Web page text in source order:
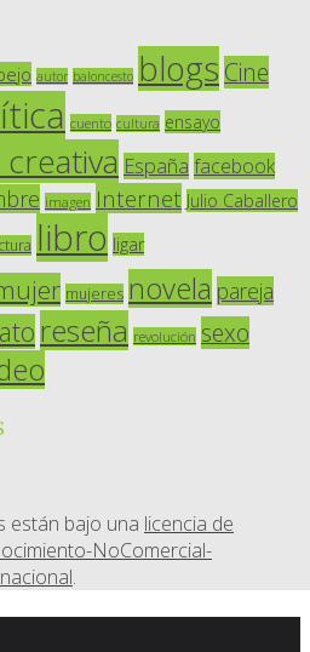
autor baloncesto blogs Cine
cuento cultura ensayo
España facebook
imagen Internet Julio Caballero
libro ligar
mujeres novela pareja
reseña revolución sexo
están bajo una licencia de
NoComercial-
.